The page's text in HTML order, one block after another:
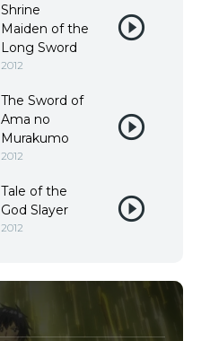
Shrine
Maiden of the
Long Sword
2012
The Sword of
Ama no
Murakumo
2012
Tale of the
God Slayer
2012